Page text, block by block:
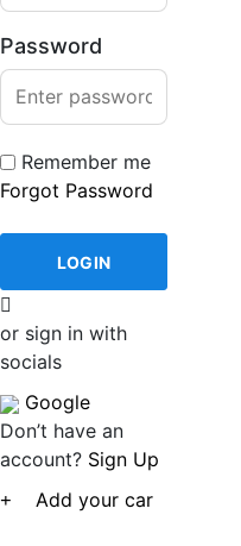
Password
Remember me
Forgot Password
or sign in with
socials
Google
Don’t have an
account? Sign Up
Add your car